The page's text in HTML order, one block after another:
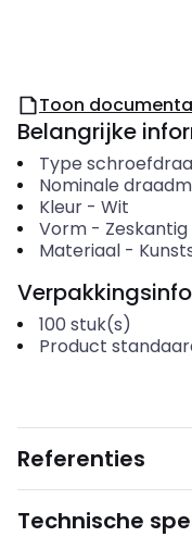
Toon
Belangrijke
Type
Nominale
Kleur- Wit
Vorm- Zeskantig
Materiaal-
Verpakkingsinfo
100 stuk(s)
Product
Referenties
Technische